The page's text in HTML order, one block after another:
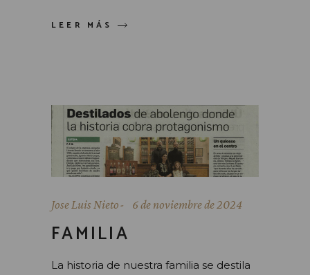
LEER MÁS
Jose Luis Nieto 6 de noviembre de 2024
FAMILIA
La historia de nuestra familia se destila